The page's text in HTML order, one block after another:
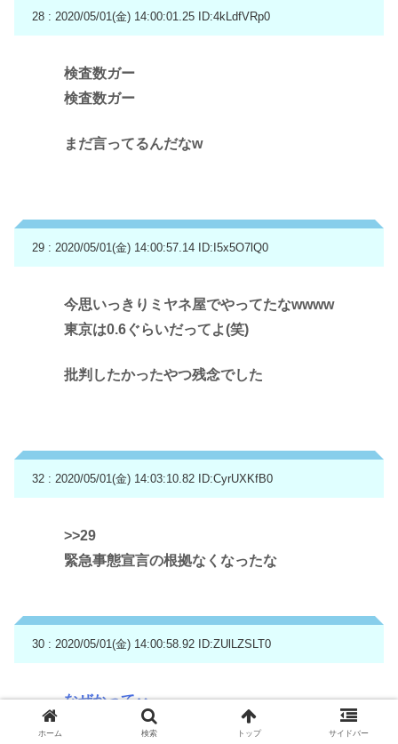
28 : 2020/05/01(金) 14:00:01.25 ID:4kLdfVRp0
検査数ガー
検査数ガー
まだ言ってるんだなw
29 : 2020/05/01(金) 14:00:57.14 ID:I5x5O7lQ0
今思いっきりミヤネ屋でやってたなwwww
東京は0.6ぐらいだってよ(笑)
批判したかったやつ残念でした
32 : 2020/05/01(金) 14:03:10.82 ID:CyrUXKfB0
>>29
緊急事態宣言の根拠なくなったな
30 : 2020/05/01(金) 14:00:58.92 ID:ZUlLZSLT0
なぜかって‥
検査数が少なすぎて実態分からんのに正確な数
ホーム 検索 トップ サイドバー